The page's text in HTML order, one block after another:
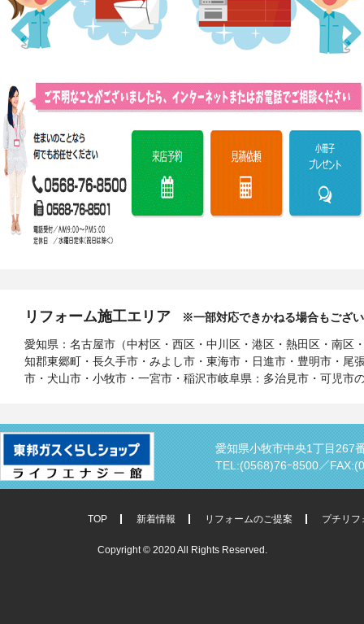
リフォーム施工エリア ※一部対応できかねる場合もござ
愛知県：名古屋市（中村区・西区・中川区・港区・熱田区・南
知郡東郷町・長久手市・みよし市・東海市・日進市・豊明市・
市・犬山市・小牧市・一宮市・稲沢市岐阜県：多治見市・可児市
愛知県小牧市中央1丁目267
TEL:(0568)76ｰ8500／
TOP 新着情報 リフォームのご提案 プチリフ
Copyright © 2020 All Rights Reserved.